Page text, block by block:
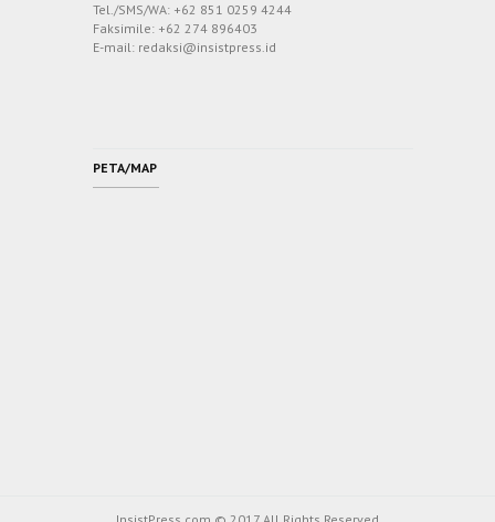
Tel./SMS/WA: +62 851 0259 4244
Faksimile: +62 274 896403
E-mail: redaksi@insistpress.id
PETA/MAP